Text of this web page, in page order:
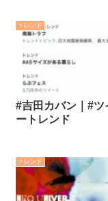
トレンド
#吉田カバン｜#ツ
ートレンド
トレンド